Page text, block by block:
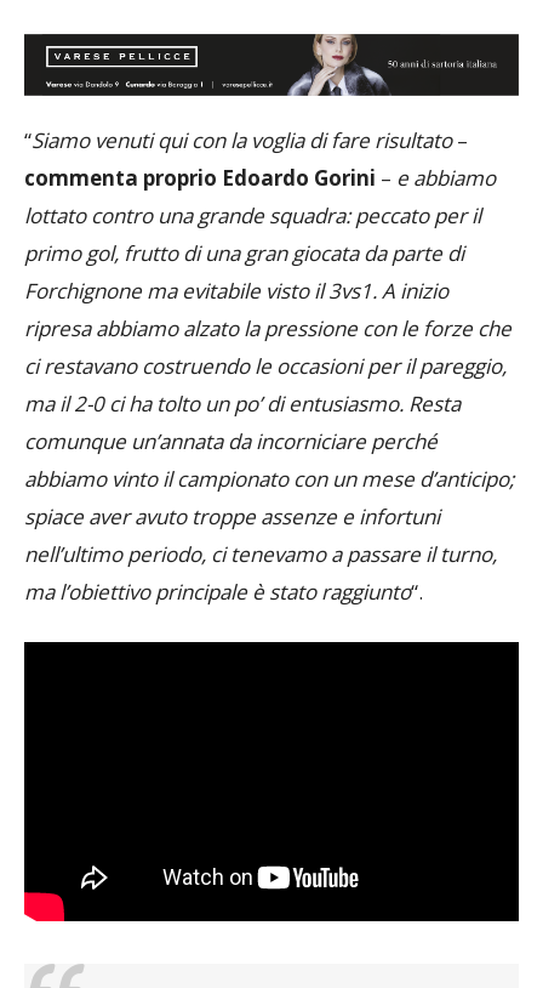
“Siamo venuti qui con la voglia di fare risultato–
commenta proprio Edoardo Gorini – e abbiamo
lottato contro una grande squadra: peccato per il
primo gol, frutto di una gran giocata da parte di
Forchignone ma evitabile visto il 3vs1. A inizio
ripresa abbiamo alzato la pressione con le forze che
ci restavano costruendo le occasioni per il pareggio,
ma il 2-0 ci ha tolto un po’ di entusiasmo. Resta
comunque un’annata da incorniciare perché
abbiamo vinto il campionato con un mese d’anticipo;
spiace aver avuto troppe assenze e infortuni
nell’ultimo periodo, ci tenevamo a passare il turno,
ma l’obiettivo principale è stato raggiunto“.